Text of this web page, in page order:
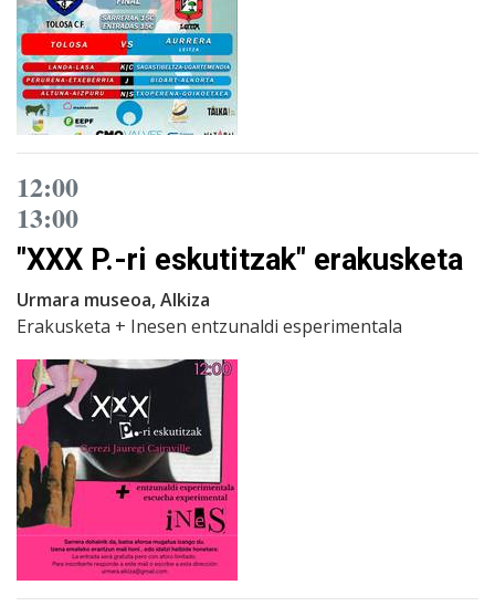
12:00
13:00
"XXX P.-ri eskutitzak" erakusketa
Urmara museoa, Alkiza
Erakusketa + Inesen entzunaldi esperimentala